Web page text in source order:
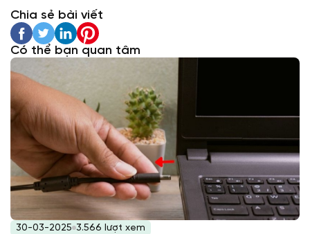
Chia sẻ bài viết
Có thể bạn quan tâm
30-03-2025 3.566 lượt xem